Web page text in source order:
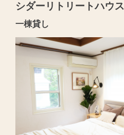
シダーリトリートハウス
一棟貸し